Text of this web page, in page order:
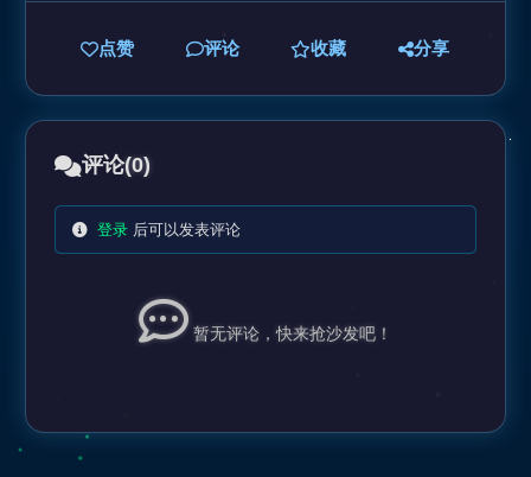
点赞 评论 收藏 分享
评论(0)
登录后可以发表评论
暂无评论，快来抢沙发吧！